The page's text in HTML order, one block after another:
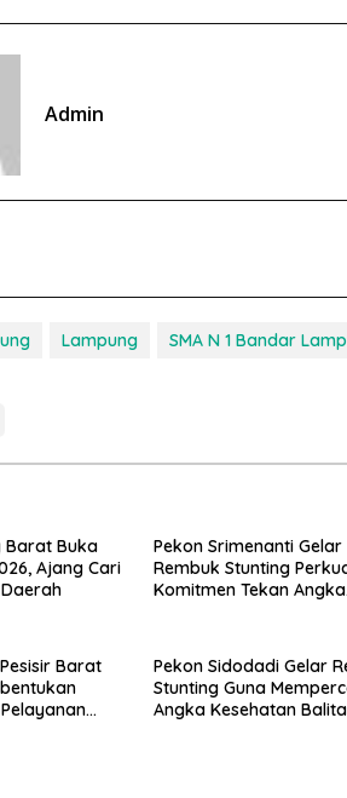
Admin
Lampung SMA N 1 Bandar
Barat Buka
Ajang Cari
Pekon Srimenanti Gelar
Rembuk Stunting
Komitmen Tekan Angka
Barat
Pekon Sidodadi Gelar
Stunting Guna
Angka Kesehatan